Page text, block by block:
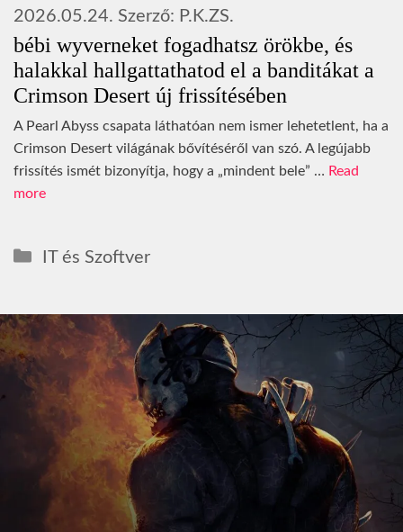
bébi wyverneket fogadhatsz örökbe, és
halakkal hallgattathatod el a banditákat a
Crimson Desert új frissítésében
2026.05.24. Szerző: P.K.ZS.
A Pearl Abyss csapata láthatóan nem ismer lehetetlent, ha a
Crimson Desert világának bővítéséről van szó. A legújabb
frissítés ismét bizonyítja, hogy a „mindent bele” … Read
more
Kategória
IT és Szoftver